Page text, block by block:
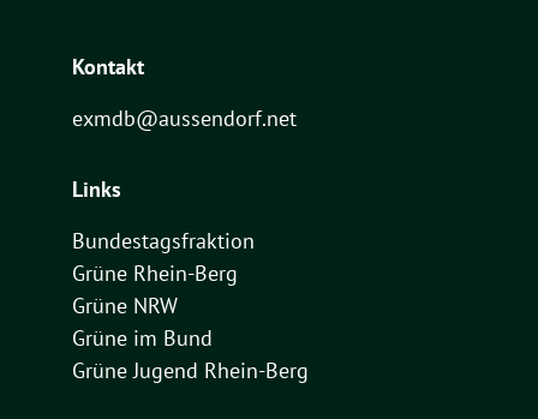
Kontakt
exmdb@aussendorf.net
Links
Bundestagsfraktion
Grüne Rhein-Berg
Grüne NRW
Grüne im Bund
Grüne Jugend Rhein-Berg